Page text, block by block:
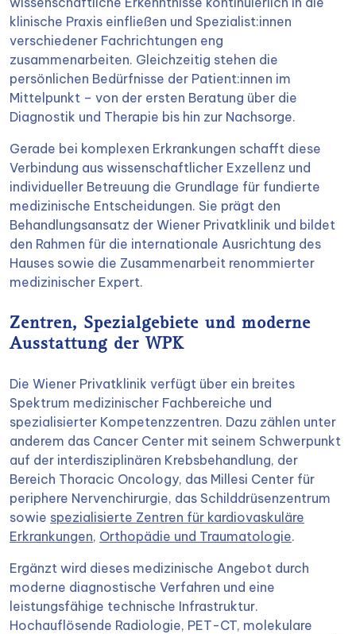
klinische Praxis einfließen und Spezialist:innen
verschiedener Fachrichtungen eng
zusammenarbeiten. Gleichzeitig stehen die
persönlichen Bedürfnisse der Patient:innen im
Mittelpunkt – von der ersten Beratung über die
Diagnostik und Therapie bis hin zur Nachsorge.
Gerade bei komplexen Erkrankungen schafft diese
Verbindung aus wissenschaftlicher Exzellenz und
individueller Betreuung die Grundlage für fundierte
medizinische Entscheidungen. Sie prägt den
Behandlungsansatz der Wiener Privatklinik und bildet
den Rahmen für die internationale Ausrichtung des
Hauses sowie die Zusammenarbeit renommierter
medizinischer Expert.
Zentren, Spezialgebiete und moderne
Ausstattung der WPK
Die Wiener Privatklinik verfügt über ein breites
Spektrum medizinischer Fachbereiche und
spezialisierter Kompetenzzentren. Dazu zählen unter
anderem das Cancer Center mit seinem Schwerpunkt
auf der interdisziplinären Krebsbehandlung, der
Bereich Thoracic Oncology, das Millesi Center für
periphere Nervenchirurgie, das Schilddrüsenzentrum
sowie spezialisierte Zentren für kardiovaskuläre
Erkrankungen, Orthopädie und Traumatologie.
Ergänzt wird dieses medizinische Angebot durch
moderne diagnostische Verfahren und eine
leistungsfähige technische Infrastruktur.
Hochauflösende Radiologie, PET-CT, molekulare